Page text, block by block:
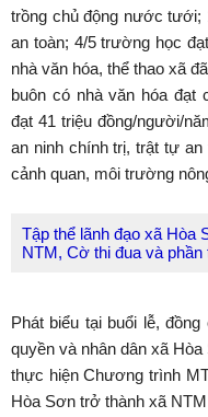
trồng chủ động nước tưới;
an toàn; 4/5 trường học
nhà văn hóa, thể thao xã
buôn có nhà văn hóa đạt
đạt 41 triệu đồng/người/
an ninh chính trị, trật tự
cảnh quan, môi trường
Tập thể lãnh đạo xã Hòa
NTM, Cờ thi đua và
Phát biểu tại buổi lễ,
quyền và nhân dân xã
thực hiện Chương trình
Hòa Sơn trở thành xã